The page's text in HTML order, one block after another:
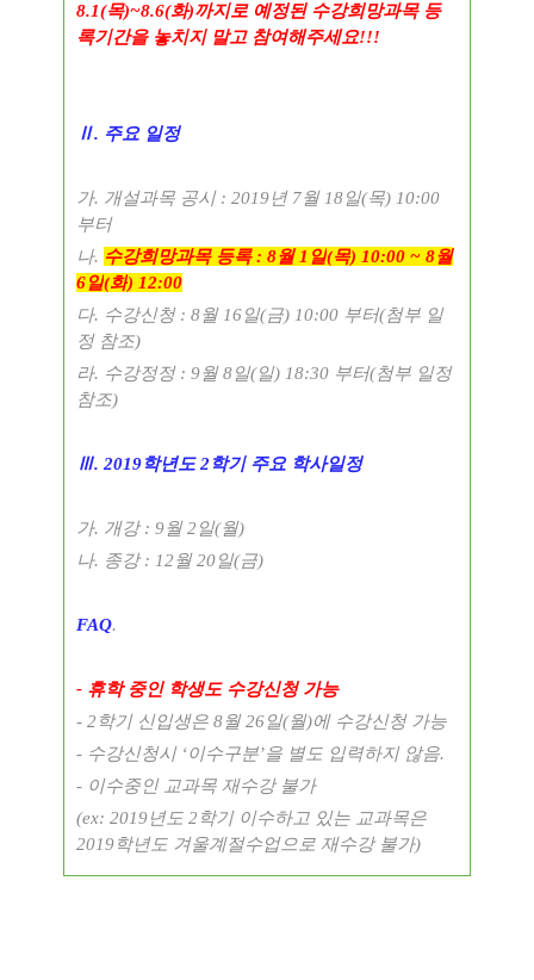
8.1(목)~8.6(화)까지로 예정된 수강희망과목 등
록기간을 놓치지 말고 참여해주세요!!!
Ⅱ. 주요 일정
가. 개설과목 공시 : 2019년 7월 18일(목) 10:00
부터
나. 수강희망과목 등록: 8월1 일(목) 10:00 ~ 8월
6일(화) 12:00
다. 수강신청 : 8월 16일(금) 10:00 부터(첨부 일
정 참조)
라. 수강정정 : 9월8일(일) 18:30 부터(첨부 일정
참조)
Ⅲ. 2019학년도2학기 주요 학사일정
가. 개강 : 9월2 일(월)
나. 종강 : 12월20일(금)
FAQ.
- 휴학 중인 학생도 수강신청 가능
- 2 학기 신입생은 8월26일(월)에 수강신청 가능
- 수강신청시 ‘이수구분’을 별도 입력하지 않음.
- 이수중인 교과목 재수강 불가
(ex: 2019년도 2 학기 이수하고 있는 교과목은
2019학년도 겨울계절수업으로 재수강 불가)